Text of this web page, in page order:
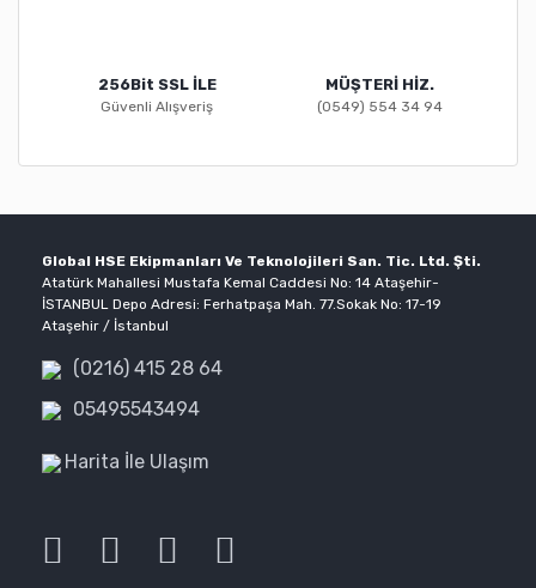
256Bit SSL İLE
Güvenli Alışveriş
MÜŞTERİ HİZ.
(0549) 554 34 94
Global HSE Ekipmanları Ve Teknolojileri San. Tic. Ltd. Şti.
Atatürk Mahallesi Mustafa Kemal Caddesi No: 14 Ataşehir-
İSTANBUL Depo Adresi: Ferhatpaşa Mah. 77.Sokak No: 17-19
Ataşehir / İstanbul
(0216) 415 28 64
05495543494
Harita İle Ulaşım